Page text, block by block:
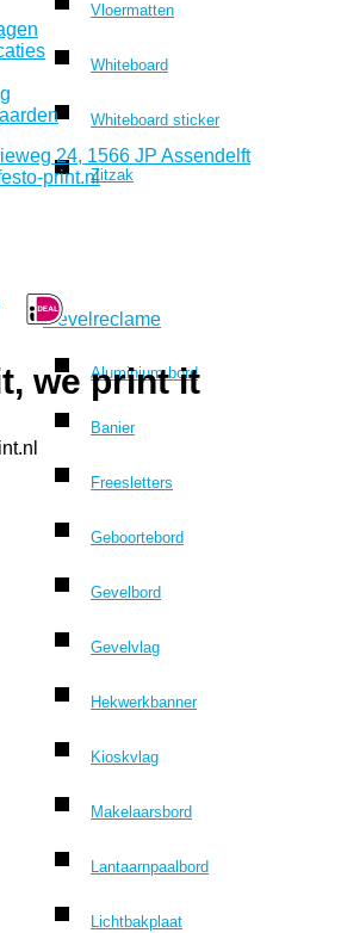
Vloermatten
Whiteboard
Whiteboard sticker
Zitzak
Gevelreclame
Aluminium bord
Banier
Freesletters
Geboortebord
Gevelbord
Gevelvlag
Hekwerkbanner
Kioskvlag
Makelaarsbord
Lantaarnpaalbord
Lichtbakplaat
24, 1566 JP Assendelft
print.nl
we print it